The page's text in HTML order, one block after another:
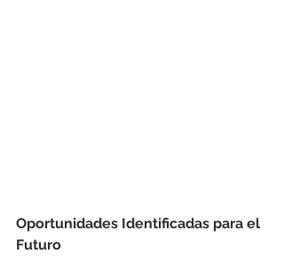
Oportunidades Identificadas para el
Futuro